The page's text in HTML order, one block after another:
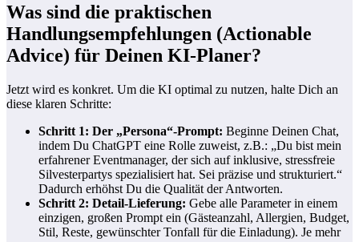
Was sind die praktischen
Handlungsempfehlungen (Actionable
Advice) für Deinen KI-Planer?
Jetzt wird es konkret. Um die KI optimal zu nutzen, halte Dich an
diese klaren Schritte:
Schritt 1: Der „Persona“-Prompt: Beginne Deinen Chat,
indem Du ChatGPT eine Rolle zuweist, z.B.: „Du bist mein
erfahrener Eventmanager, der sich auf inklusive, stressfreie
Silvesterpartys spezialisiert hat. Sei präzise und strukturiert.“
Dadurch erhöhst Du die Qualität der Antworten.
Schritt 2: Detail-Lieferung: Gebe alle Parameter in einem
einzigen, großen Prompt ein (Gästeanzahl, Allergien, Budget,
Stil, Reste, gewünschter Tonfall für die Einladung). Je mehr